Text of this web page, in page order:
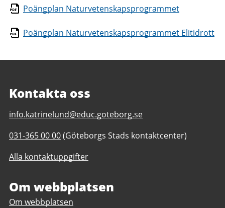
Poängplan Naturvetenskapsprogrammet
Poängplan Naturvetenskapsprogrammet Elitidrott
Kontakta oss
E-
till
Katrinelundsgymnasiet
info.katrinelund@educ.goteborg.se
Telefonnummer
Katrinelundsgymnasiet
031-365 00 00(Göteborgs Stads kontaktcenter)
Alla kontaktuppgifter
Om webbplatsen
Om webbplatsen